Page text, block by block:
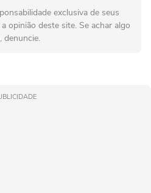
exclusiva de seus
opinião deste site. Se achar algo
denuncie.